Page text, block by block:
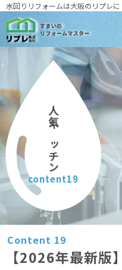
水回りリフォームは大阪のリプレに
人気キッチン
content19
Content 19
【2026年最新版